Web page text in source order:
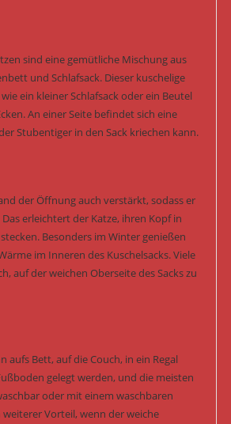
sind eine gemütliche Mischung aus
und Schlafsack. Dieser kuschelige
ein kleiner Schlafsack oder ein Beutel
An einer Seite befindet sich eine
Stubentiger in den Sack kriechen kann.
der Öffnung auch verstärkt, sodass er
erleichtert der Katze, ihren Kopf in
Besonders im Winter genießen
im Inneren des Kuschelsacks. Viele
auf der weichen Oberseite des Sacks zu
aufs Bett, auf die Couch, in ein Regal
gelegt werden, und die meisten
oder mit einem waschbaren
weiterer Vorteil, wenn der weiche